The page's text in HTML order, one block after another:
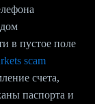
в пустое поле
scam
счета,
паспорта и